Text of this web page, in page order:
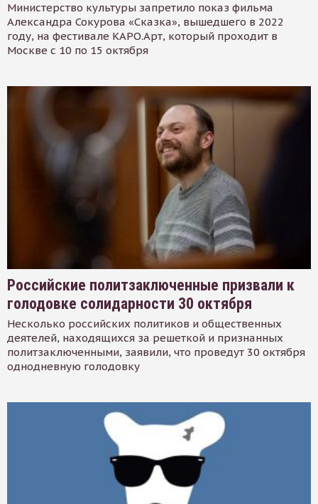
Министерство культуры запретило показ фильма
Александра Сокурова «Сказка», вышедшего в 2022
году, на фестивале КАРО.Арт, который проходит в
Москве с 10 по 15 октября
Российские политзаключенные призвали к
голодовке солидарности 30 октября
Несколько российских политиков и общественных
деятелей, находящихся за решеткой и признанных
политзаключенными, заявили, что проведут 30 октября
однодневную голодовку